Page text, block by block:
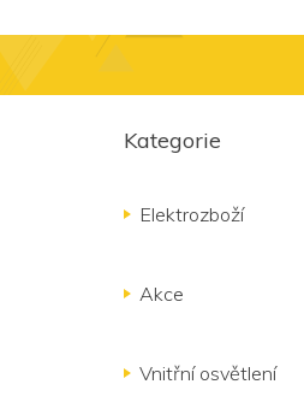
Kategorie
Elektrozboží
Akce
Vnitřní osvětlení